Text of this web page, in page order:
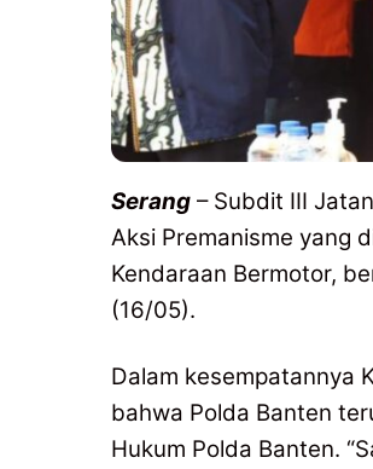
Serang – Subdit III
Aksi Premanisme yang
Kendaraan Bermotor,
(16/05).
Dalam kesempatannya
bahwa Polda Banten
Hukum Polda Banten.